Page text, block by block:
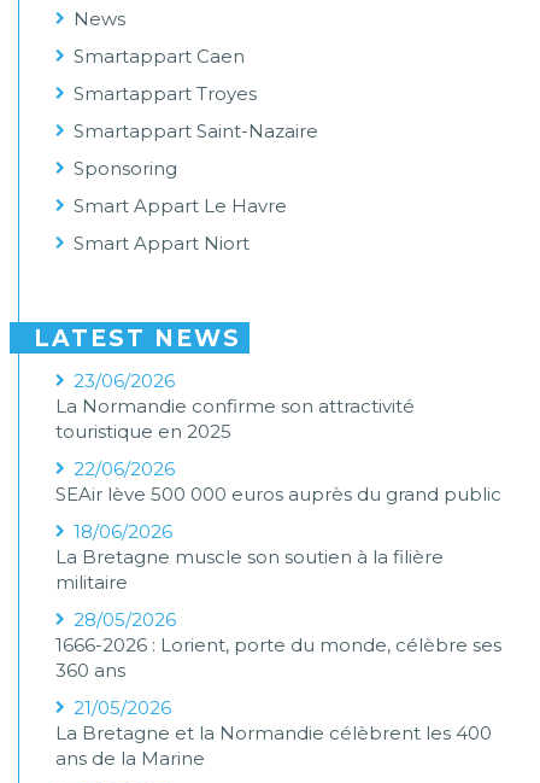
News
Smartappart Caen
Smartappart Troyes
Smartappart Saint-Nazaire
Sponsoring
Smart Appart Le Havre
Smart Appart Niort
LATEST NEWS
23/06/2026
La Normandie confirme son attractivité
touristique en 2025
22/06/2026
SEAir lève 500 000 euros auprès du grand public
18/06/2026
La Bretagne muscle son soutien à la filière
militaire
28/05/2026
1666-2026 : Lorient, porte du monde, célèbre ses
360 ans
21/05/2026
La Bretagne et la Normandie célèbrent les 400
ans de la Marine